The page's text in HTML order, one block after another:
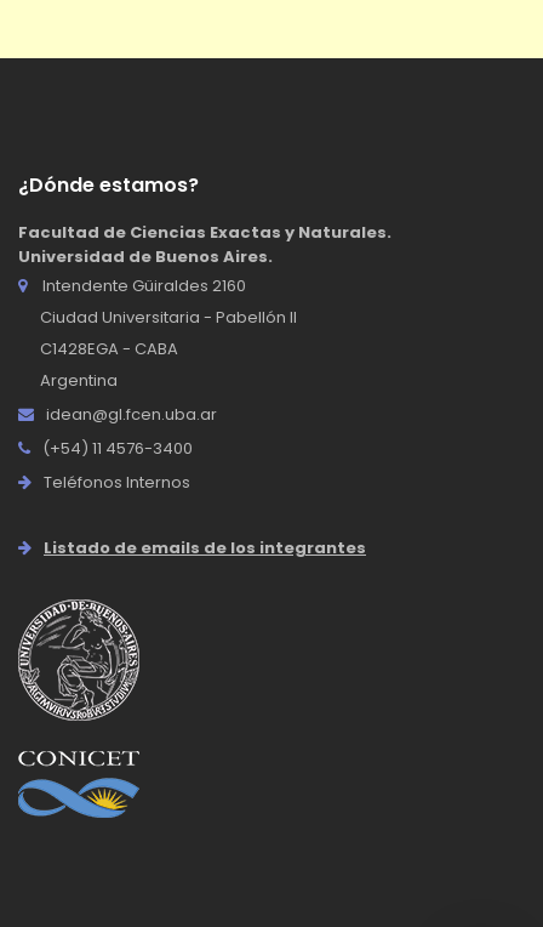
¿Dónde estamos?
Facultad de Ciencias Exactas y Naturales.
Universidad de Buenos Aires.
Intendente Güiraldes 2160
Ciudad Universitaria - Pabellón II
C1428EGA - CABA
Argentina
idean@gl.fcen.uba.ar
(+54) 11 4576-3400
Teléfonos Internos
Listado de emails de los integrantes